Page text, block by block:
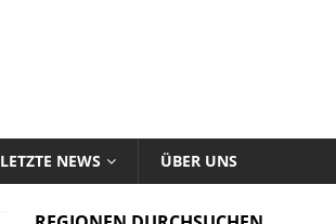
LETZTE NEWS ÜBER UNS